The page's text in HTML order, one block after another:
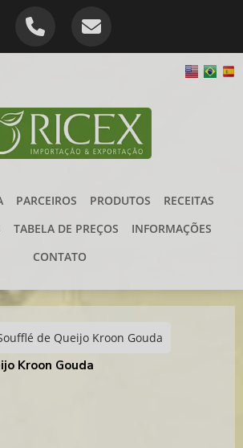
PARCEIROS PRODUTOS
RECEITAS
TABELA DE PREÇOS
INFORMAÇÕES
CONTATO
de Queijo Kroon Gouda
Kroon Gouda